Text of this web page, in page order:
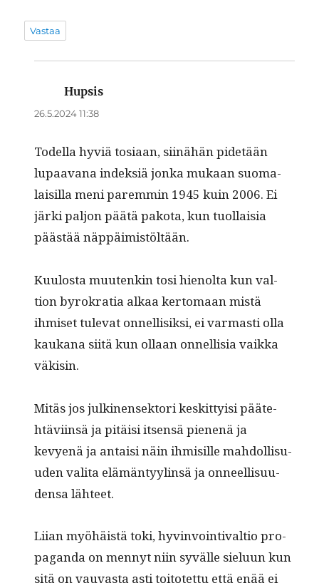
Vastaa
Hupsis
26.5.2024 11:38
Todel­la hyviä tosi­aan, siinähän pide­tään
lupaa­vana indek­siä jon­ka mukaan suo­ma­
laisil­la meni parem­min 1945 kuin 2006. Ei
jär­ki paljon päätä pako­ta, kun tuol­laisia
päästää näppäimistöltään.
Kuu­losta muutenkin tosi hienol­ta kun val­
tion byrokra­tia alkaa ker­tomaan mis­tä
ihmiset tule­vat onnel­lisik­si, ei var­masti olla
kaukana siitä kun ollaan onnel­lisia vaik­ka
väkisin.
Mitäs jos julki­nensek­tori keskit­ty­isi pääte­
htävi­in­sä ja pitäisi itsen­sä pienenä ja
kevyenä ja antaisi näin ihmisille mah­dol­lisu­
u­den vali­ta elämän­tyylin­sä ja onneel­lisu­u­
den­sa lähteet.
Liian myöhäistä toki, hyv­in­voin­ti­val­tio pro­
pa­gan­da on men­nyt niin syvälle sielu­un kun
sitä on vau­vas­ta asti toitotet­tu että enää ei